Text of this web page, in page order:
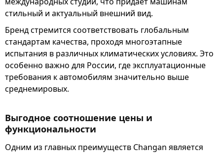
стильный и актуальный внешний вид.
Бренд стремится соответствовать глобальным
стандартам качества, проходя многоэтапные
испытания в различных климатических условиях. Это
особенно важно для России, где эксплуатационные
требования к автомобилям значительно выше
среднемировых.
Выгодное соотношение цены и
функциональности
Одним из главных преимуществ Changan является